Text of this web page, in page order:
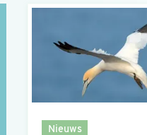
Nieuws